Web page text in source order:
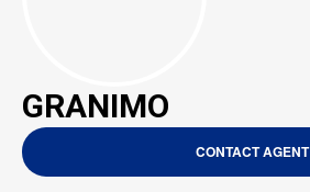
GRANIMO
CONTACT AGENT